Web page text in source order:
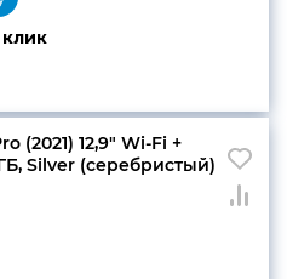
клик
(2021) 12,9″ Wi-Fi +
Silver (серебристый)